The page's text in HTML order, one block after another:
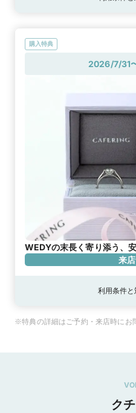
購入特典
2026/7/31
WEDYの末長く寄り添う、
来
利用条件
※特典の詳細はご予約・来店時にお
ク